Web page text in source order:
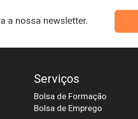
a nossa newsletter.
Serviços
Bolsa de Formação
Bolsa de Emprego